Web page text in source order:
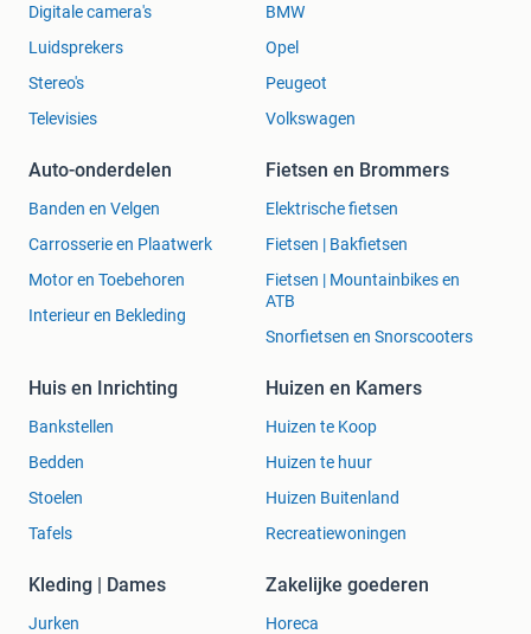
Digitale camera's
Luidsprekers
Stereo's
Televisies
BMW
Opel
Peugeot
Volkswagen
Auto-onderdelen
Banden en Velgen
Carrosserie en Plaatwerk
Motor en Toebehoren
Interieur en Bekleding
Fietsen en Brommers
Elektrische fietsen
Fietsen | Bakfietsen
Fietsen | Mountainbikes en
ATB
Snorfietsen en Snorscooters
Huis en Inrichting
Bankstellen
Bedden
Stoelen
Tafels
Huizen en Kamers
Huizen te Koop
Huizen te huur
Huizen Buitenland
Recreatiewoningen
Kleding | Dames
Jurken
Zakelijke goederen
Horeca